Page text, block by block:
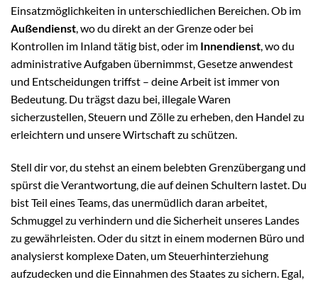
Einsatzmöglichkeiten in unterschiedlichen Bereichen. Ob im
Außendienst, wo du direkt an der Grenze oder bei
Kontrollen im Inland tätig bist, oder im Innendienst, wo du
administrative Aufgaben übernimmst, Gesetze anwendest
und Entscheidungen triffst – deine Arbeit ist immer von
Bedeutung. Du trägst dazu bei, illegale Waren
sicherzustellen, Steuern und Zölle zu erheben, den Handel zu
erleichtern und unsere Wirtschaft zu schützen.
Stell dir vor, du stehst an einem belebten Grenzübergang und
spürst die Verantwortung, die auf deinen Schultern lastet. Du
bist Teil eines Teams, das unermüdlich daran arbeitet,
Schmuggel zu verhindern und die Sicherheit unseres Landes
zu gewährleisten. Oder du sitzt in einem modernen Büro und
analysierst komplexe Daten, um Steuerhinterziehung
aufzudecken und die Einnahmen des Staates zu sichern. Egal,